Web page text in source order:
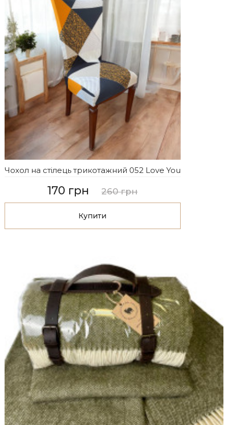
Чохол на стілець трикотажний 052 Love You
170 грн 260 грн
Купити